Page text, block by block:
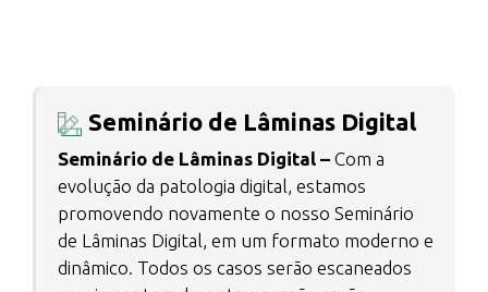
Seminário de Lâminas Digital
Seminário de Lâminas Digital – Com a
evolução da patologia digital, estamos
promovendo novamente o nosso Seminário
de Lâminas Digital, em um formato moderno e
dinâmico. Todos os casos serão escaneados